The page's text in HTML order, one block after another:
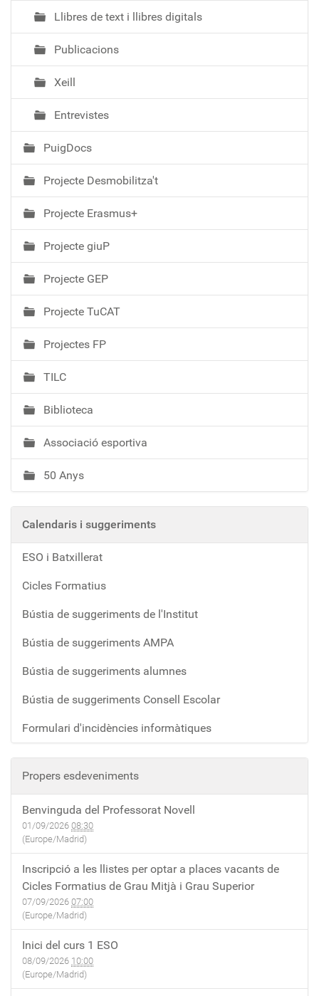
Llibres de text i llibres digitals
Publicacions
Xeill
Entrevistes
PuigDocs
Projecte Desmobilitza't
Projecte Erasmus+
Projecte giuP
Projecte GEP
Projecte TuCAT
Projectes FP
TILC
Biblioteca
Associació esportiva
50 Anys
Calendaris i suggeriments
ESO i Batxillerat
Cicles Formatius
Bústia de suggeriments de l'Institut
Bústia de suggeriments AMPA
Bústia de suggeriments alumnes
Bústia de suggeriments Consell Escolar
Formulari d'incidències informàtiques
Propers esdeveniments
Benvinguda del Professorat Novell
01/09/2026 08:30
(Europe/Madrid)
Inscripció a les llistes per optar a places vacants de
Cicles Formatius de Grau Mitjà i Grau Superior
07/09/2026 07:00
(Europe/Madrid)
Inici del curs 1 ESO
08/09/2026 10:00
(Europe/Madrid)